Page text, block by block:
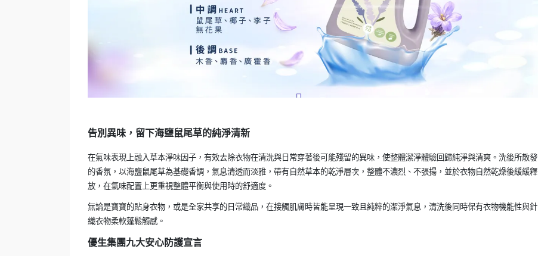
告別異味，留下海鹽鼠尾草的純淨清新
在氣味表現上融入草本淨味因子，有效去除衣物在清洗與日常穿著後可能殘留的異味，使整體潔淨體驗回歸純淨與清爽。洗後所散發
的香氛，以海鹽鼠尾草為基礎香調，氣息清透而淡雅，帶有自然草本的乾淨層次，整體不濃烈、不張揚，並於衣物自然乾燥後緩緩釋
放，在氣味配置上更重視整體平衡與使用時的舒適度。
無論是寶寶的貼身衣物，或是全家共享的日常織品，在接觸肌膚時皆能呈現一致且純粹的潔淨氣息，清洗後同時保有衣物機能性與針
織衣物柔軟蓬鬆觸感。
優生集團九大安心防護宣言